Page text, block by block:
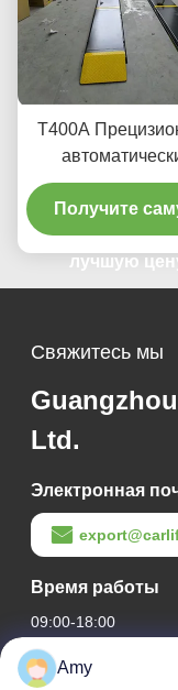
T400A
подъемник 380V/
низким
Получите
лучшую
Свяжитесь мы
Ltd.
Электронная
Время работы
09:00-18:00
Наш адрес
Amy